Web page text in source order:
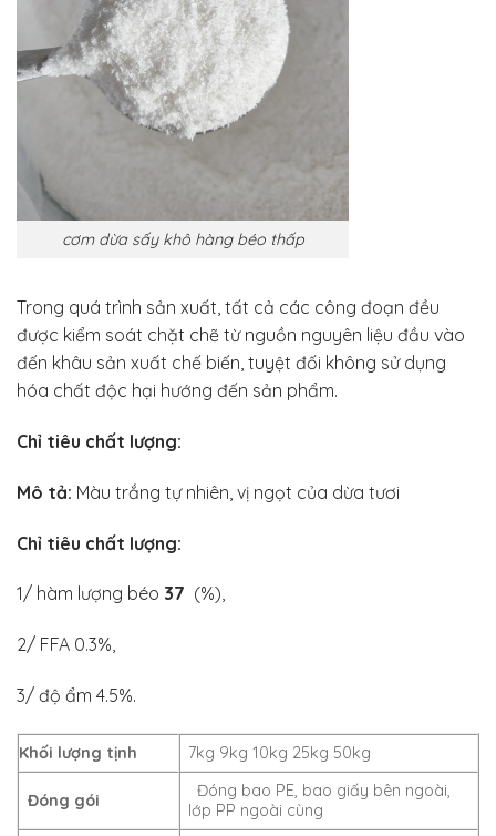
cơm dừa sấy khô hàng béo thấp
Trong quá trình sản xuất, tất cả các công đoạn đều
được kiểm soát chặt chẽ từ nguồn nguyên liệu đầu vào
đến khâu sản xuất chế biến, tuyệt đối không sử dụng
hóa chất độc hại hướng đến sản phẩm.
Chỉ tiêu chất lượng:
Mô tả: Màu trắng tự nhiên, vị ngọt của dừa tươi
Chỉ tiêu chất lượng:
1/ hàm lượng béo 37 (%),
2/ FFA 0.3%,
3/ độ ẩm 4.5%.
Khối lượng tịnh 7kg 9kg 10kg 25kg 50kg
Đóng gói
Đóng bao PE, bao giấy bên ngoài,
lớp PP ngoài cùng